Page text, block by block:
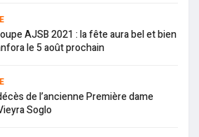
AJSB 2021 : la fête aura bel et bien
le 5 août prochain
de l’ancienne Première dame
Soglo